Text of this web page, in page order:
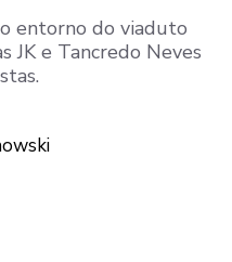
entorno do viaduto
JK e Tancredo Neves